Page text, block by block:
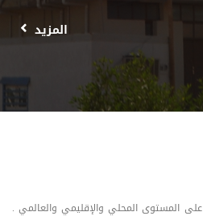
المزيد
على المستوى المحلي والإقليمي والعالمي .